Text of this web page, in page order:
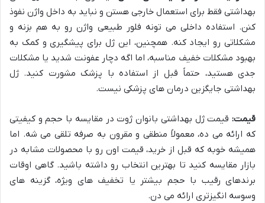
بهداشتی فقط برای استعمال خارجی هستن و نباید به داخل واژن نفوذ
کنن. استفاده داخلی می تونه فلور طبیعی واژن رو به هم بزنه و
مشکلاتی رو ایجاد کنه. همچنین، این ژل برای پیشگیری و کمک به
بهبود مشکلات خفیف مناسبه، اما اگه دچار عفونت شدید یا مشکلات
جدی هستید، حتماً قبل از استفاده با پزشک مشورت کنید. ژل
بهداشتی جایگزین درمان های پزشکی نیست.
قیمت: قیمت ژل بهداشتی بانوان ژوت در مقایسه با حجم و کیفیتی
که ارائه می ده، معمولاً منطقی و مقرون به صرفه تلقی می شه. اما
همیشه خوبه که قبل از خرید، قیمت اون رو با محصولات مشابه در
بازار مقایسه کنید تا بهترین انتخاب رو داشته باشید. گاهی اوقات
برندهای رقیب با حجم بیشتر یا تخفیف های ویژه، گزینه های
وسوسه انگیزتری ارائه می دن.